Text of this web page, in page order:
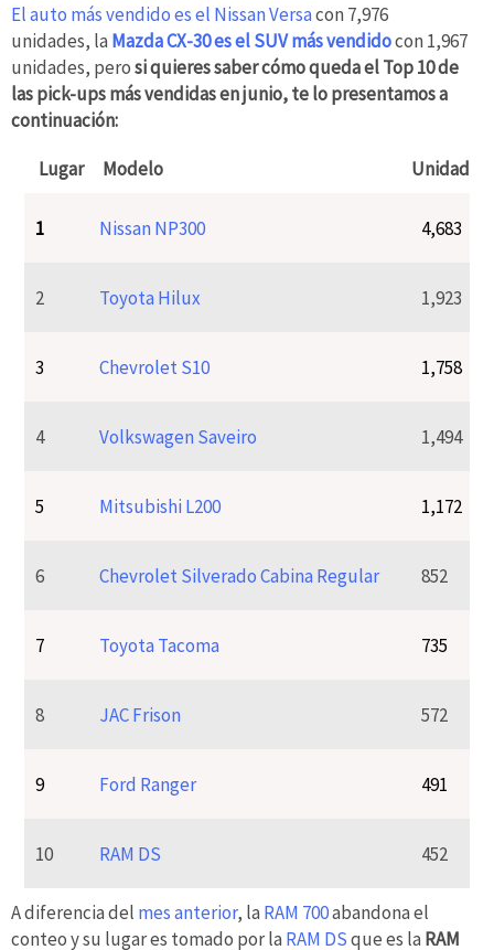
El auto más vendido es el Nissan Versacon 7,976
unidades, la Mazda CX-30 es el SUV más vendidocon 1,967
unidades, perosi quieres saber cómo queda el Top 10 de
las pick-ups más vendidas en junio, te lo presentamos a
continuación:
Lugar Modelo Unidades
1 Nissan NP300 4,683
2 Toyota Hilux 1,923
3 Chevrolet S10 1,758
4 Volkswagen Saveiro 1,494
5 Mitsubishi L200 1,172
6 Chevrolet Silverado Cabina Regular 852
7 Toyota Tacoma 735
8 JAC Frison 572
9 Ford Ranger 491
10 RAM DS 452
A diferencia del mes anterior, la RAM 700abandona el
conteo y su lugar es tomado por la RAM DSque es la RAM